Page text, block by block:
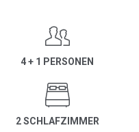
4 + 1 PERSONEN
2 SCHLAFZIMMER